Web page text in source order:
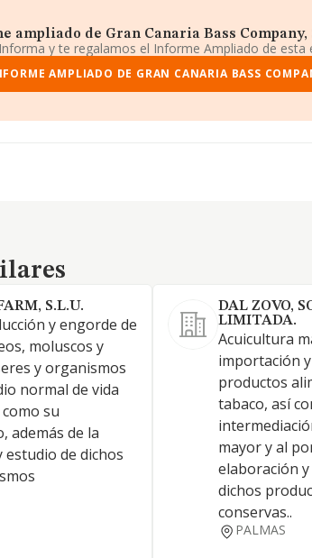
ampliado de Gran Canaria Bass Company,
y te regalamos el Informe Ampliado de esta
AMPLIADO DE GRAN CANARIA BASS
S.L.U.
y engorde de
moluscos y
y organismos
normal de vida
su
además de la
estudio de dichos
DAL ZOVO,
LIMITADA.
Acuicultura
importación
productos
tabaco, así
mayor y al
elaboración
dichos
conservas..
PALMAS